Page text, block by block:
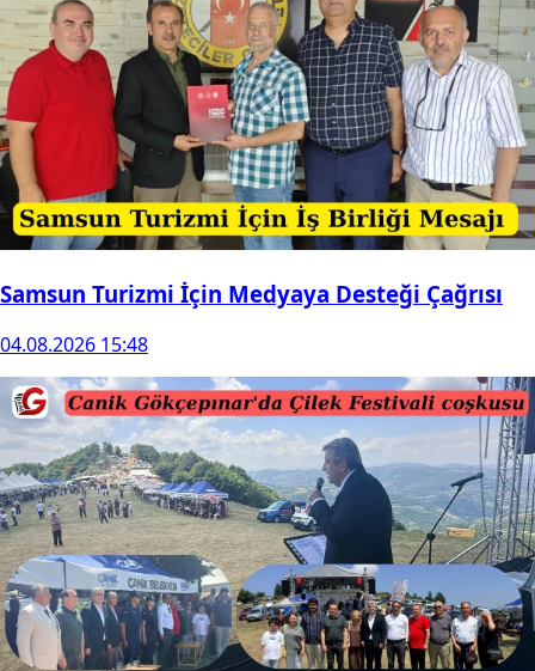
Samsun Turizmi İçin Medyaya Desteği Çağrısı
04.08.2026 15:48